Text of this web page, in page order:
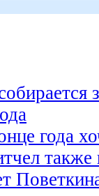
года
также